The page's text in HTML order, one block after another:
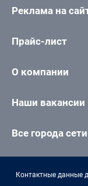
Реклама на
Прайс-лист
О компании
Наши вакансии
Все города сети
Контактные данные